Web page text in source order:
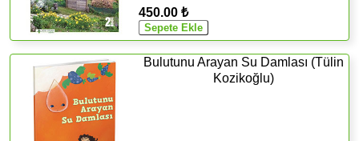
450.00 ₺
Bulutunu Arayan Su Damlası (Tülin
Kozikoğlu)